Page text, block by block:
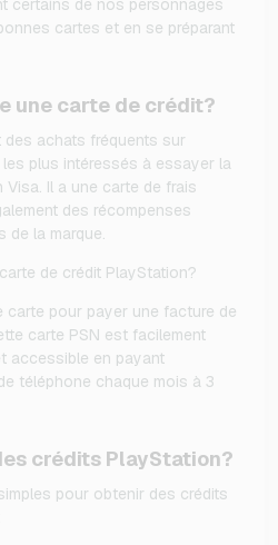
certains de nos personnages
cartes et en se préparant
une carte de crédit?
achats fréquents sur
plus intéressés à essayer la
Il a une carte de frais
des récompenses
de la marque.
de crédit PlayStation?
pour payer une facture de
carte PSN est facilement
accessible en payant
téléphone chaque mois à 3
crédits PlayStation?
pour obtenir des crédits